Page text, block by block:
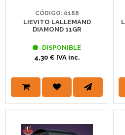
CÓDIGO: 0188
LIEVITO LALLEMAND
DIAMOND 11GR
DISPONIBLE
4,30 € IVA inc.